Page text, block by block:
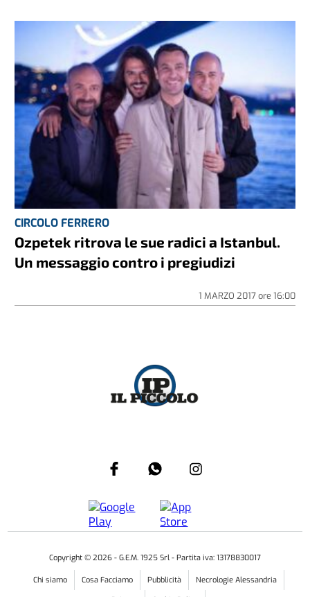
CIRCOLO FERRERO
Ozpetek ritrova le sue radici a Istanbul.
Un messaggio contro i pregiudizi
1 MARZO 2017ore 16:00
Copyright © 2026 - G.E.M. 1925 Srl - Partita iva: 13178830017
Chi siamo Cosa Facciamo Pubblicità
Necrologie Alessandria